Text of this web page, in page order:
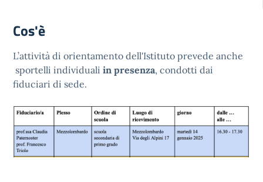
Cos'è
L’attività di orientamento dell'Istituto prevede anche
sportelli individuali in presenza, condotti dai
fiduciari di sede.